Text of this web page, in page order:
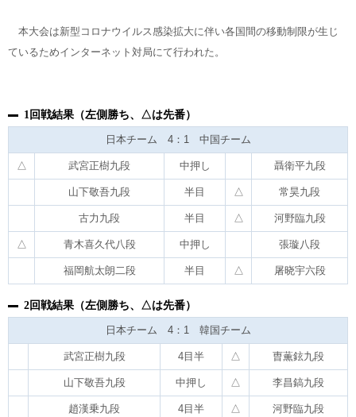
本大会は新型コロナウイルス感染拡大に伴い各国間の移動制限が生じ
ているためインターネット対局にて行われた。
1回戦結果（左側勝ち、△は先番）
日本チーム 4：1 中国チーム
△ 武宮正樹九段 中押し 聶衛平九段
山下敬吾九段 半目 △ 常昊九段
古力九段 半目 △ 河野臨九段
△ 青木喜久代八段 中押し 張璇八段
福岡航太朗二段 半目 △ 屠晓宇六段
2回戦結果（左側勝ち、△は先番）
日本チーム 4：1 韓国チーム
武宮正樹九段 4目半 △ 曺薫鉉九段
山下敬吾九段 中押し △ 李昌鎬九段
趙漢乗九段 4目半 △ 河野臨九段